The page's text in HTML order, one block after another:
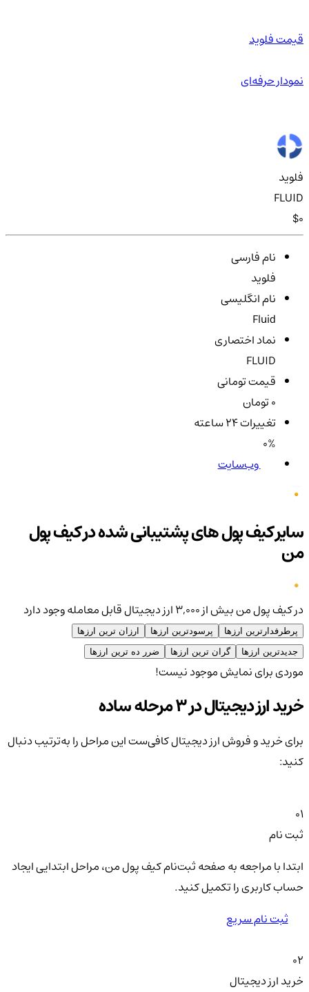
قیمت فلوید
نمودار حرفه‌ای
فلوید
FLUID
$0
نام فارسی
فلوید
نام انگلیسی
Fluid
نماد اختصاری
FLUID
قیمت تومانی
تغییرات ۲۴ ساعته
0%
وب‌سایت
سایر کیف پول های پشتیبانی شده در کیف پول
من
در کیف پول من بیش از ۳,۰۰۰ ارز دیجیتال قابل معامله وجود دارد
پرطرفدارترین ارزها پرسودترین ارزها
ارزان ترین ارزها
جدیدترین ارزها
گران ترین ارزها ضرر ده ترین ارزها
موردی برای نمایش موجود نیست!
خرید ارز دیجیتال در 3 مرحله ساده
برای خرید و فروش ارز دیجیتال کافی‌ست این مراحل را به‌ترتیب دنبال
کنید:
01
ثبت نام
ابتدا با مراجعه به صفحه ثبت‌نام کیف‌ پول من، مراحل ابتدایی ایجاد
حساب کاربری را تکمیل کنید.
ثبت نام سریع
02
خرید ارز دیجیتال